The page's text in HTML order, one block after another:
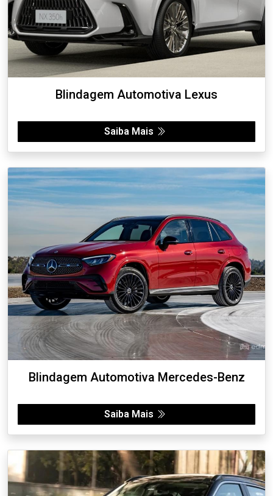
Blindagem Automotiva Lexus
Saiba Mais
Blindagem Automotiva Mercedes-Benz
Saiba Mais